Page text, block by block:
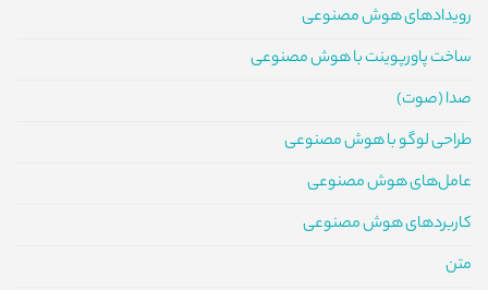
رویدادهای هوش مصنوعی
ساخت پاورپوینت با هوش مصنوعی
صدا (صوت)
طراحی لوگو با هوش مصنوعی
عامل‌های هوش مصنوعی
کاربردهای هوش مصنوعی
متن